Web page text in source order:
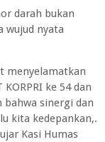
darah bukan
wujud nyata
menyelamatkan
ke 54 dan
bahwa sinergi dan
kita kedepankan,.
Kasi Humas